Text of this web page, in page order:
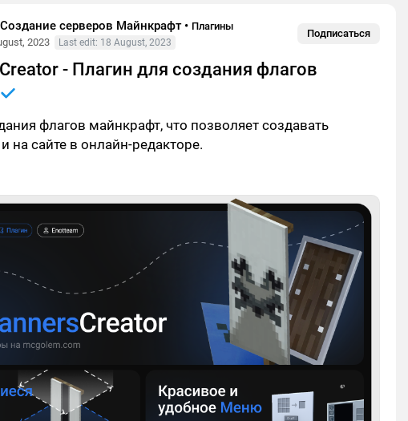
серверов Майнкрафт• Плагины
2023
Last edit: 18 August, 2023
Подписаться
- Плагин для создания флагов
флагов майнкрафт, что позволяет создавать
на сайте в онлайн-редакторе.